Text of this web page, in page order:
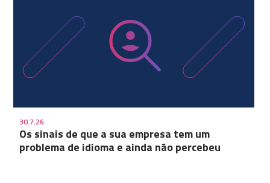
30.7.26
Os sinais de que a sua empresa tem um
problema de idioma e ainda não percebeu